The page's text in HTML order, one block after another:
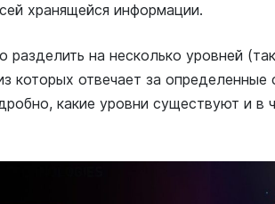
хранящейся информации.
разделить на несколько уровней
которых отвечает за определенные
какие уровни существуют и в